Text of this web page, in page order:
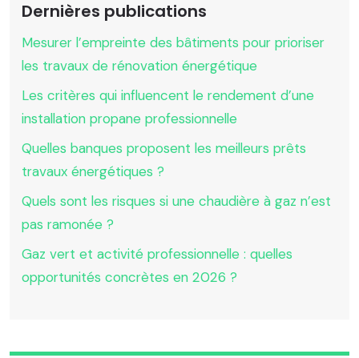
Dernières publications
Mesurer l’empreinte des bâtiments pour prioriser
les travaux de rénovation énergétique
Les critères qui influencent le rendement d’une
installation propane professionnelle
Quelles banques proposent les meilleurs prêts
travaux énergétiques ?
Quels sont les risques si une chaudière à gaz n’est
pas ramonée ?
Gaz vert et activité professionnelle : quelles
opportunités concrètes en 2026 ?